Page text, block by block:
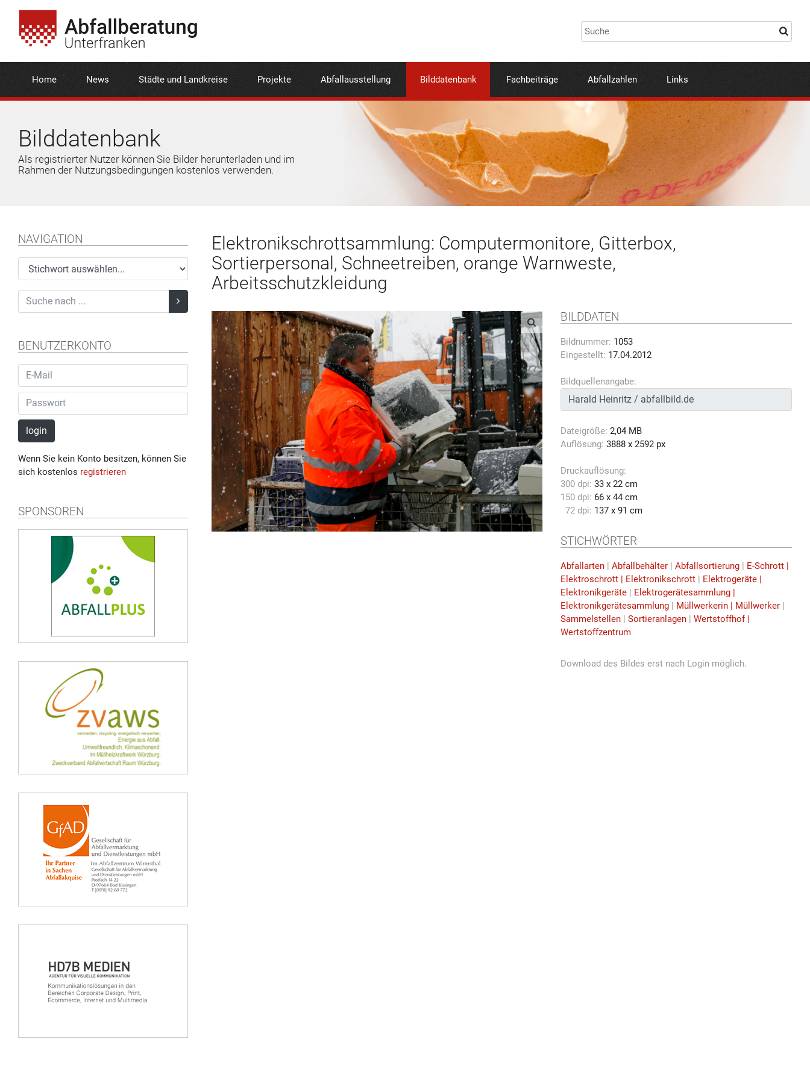
Home News Städte und Landkreise Projekte Abfallausstellung Bilddatenbank Fachbeiträge Abfallzahlen Links
Bilddatenbank
Als registrierter Nutzer können Sie Bilder herunterladen und im
Rahmen der Nutzungsbedingungen kostenlos verwenden.
NAVIGATION
BENUTZERKONTO
login
Wenn Sie kein Konto besitzen, können Sie
sich kostenlos registrieren
SPONSOREN
Elektronikschrottsammlung: Computermonitore, Gitterbox,
Sortierpersonal, Schneetreiben, orange Warnweste,
Arbeitsschutzkleidung
BILDDATEN
Bildnummer: 1053
Eingestellt: 17.04.2012
Bildquellenangabe:
Dateigröße: 2,04 MB
Auflösung: 3888 x 2592 px
Druckauflösung:
300 dpi: 33 x 22 cm
150 dpi: 66 x 44 cm
72 dpi: 137 x 91 cm
STICHWÖRTER
Abfallarten |Abfallbehälter |Abfallsortierung | E-Schrott |
Elektroschrott | Elektronikschrott | Elektrogeräte |
Elektronikgeräte | Elektrogerätesammlung |
Elektronikgerätesammlung | Müllwerkerin | Müllwerker |
Sammelstellen |Sortieranlagen |Wertstoffhof |
Wertstoffzentrum
Download des Bildes erst nach Login möglich.